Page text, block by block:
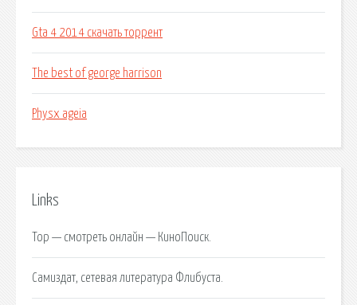
Gta 4 2014 скачать торрент
The best of george harrison
Physx ageia
Links
Тор — смотреть онлайн — КиноПоиск.
Самиздат, сетевая литература Флибуста.